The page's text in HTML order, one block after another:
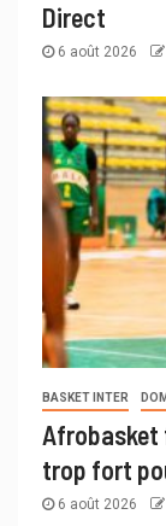
Direct
6 août 2026
BASKET INTER
Afrobasket
trop fort
6 août 2026